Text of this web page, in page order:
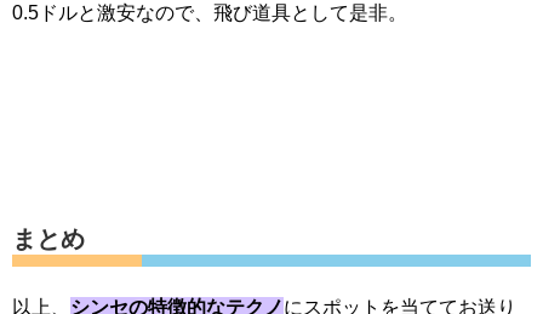
0.5ドルと激安なので、飛び道具として是非。
まとめ
以上、 シンセの特徴的なテクノにスポットを当ててお送り